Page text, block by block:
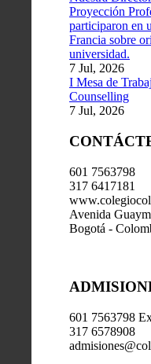
Proyección
participaron en
Francia sobre
universidad.
7 Jul, 2026
I Mesa de
Counselling
7 Jul, 2026
601 7563798
317 6417181
Avenida
Bogotá -
601 7563798
317 6578908